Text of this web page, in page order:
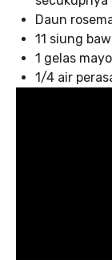
Daun
11 siung
1 gelas
1/4 air